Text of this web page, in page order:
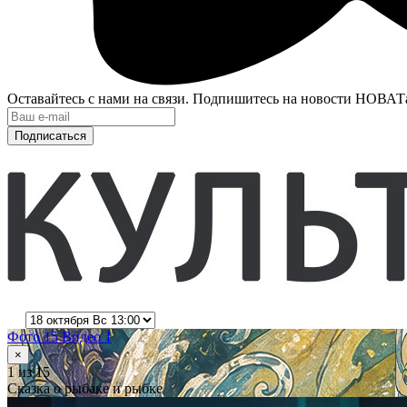
Оставайтесь с нами на связи. Подпишитесь на новости
Подписаться
Фото 15Видео 1
×
1из 15
Сказка о рыбаке и рыбке